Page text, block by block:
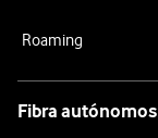
Roaming
Fibra autónomos